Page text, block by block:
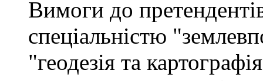
Вимоги до
спеціальністю
"геодезія та